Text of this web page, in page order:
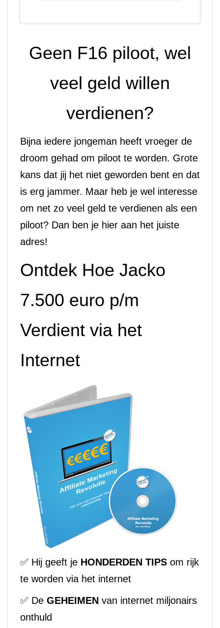
Geen F16 piloot, wel
veel geld willen
verdienen?
Bijna iedere jongeman heeft vroeger de
droom gehad om piloot te worden. Grote
kans dat jij het niet geworden bent en dat
is erg jammer. Maar heb je wel interesse
om net zo veel geld te verdienen als een
piloot? Dan ben je hier aan het juiste
adres!
Ontdek Hoe Jacko
7.500 euro p/m
Verdient via het
Internet
✅ Hij geeft je HONDERDEN TIPS om rijk
te worden via het internet
✅ De GEHEIMEN van internet miljonairs
onthuld